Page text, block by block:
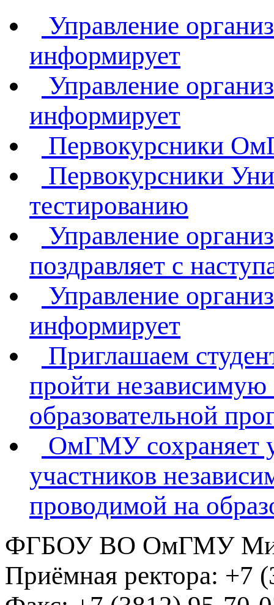
Управление
информирует
Управление
информирует
Первокурсники
Первокурсники
тестированию
Управление
поздравляет с
Управление
информирует
Приглашаем
пройти независимую
образовательной
ОмГМУ сохраняет
участников
проводимой на
ФГБОУ ВО ОмГМУ
Приёмная ректора: +7